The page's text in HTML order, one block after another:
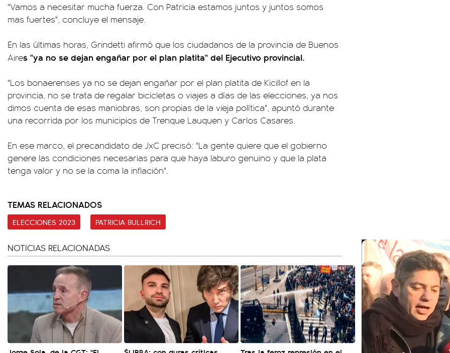
"Vamos a necesitar mucha fuerza. Con Patricia estamos juntos y juntos somos
mas fuertes", concluye el mensaje.
En las últimas horas, Grindetti afirmó que los ciudadanos de la provincia de Buenos
Aires "ya no se dejan engañar por el plan platita" del Ejecutivo provincial.
"Los bonaerenses ya no se dejan engañar por el plan platita de Kicillof en la
provincia, no se trata de regalar bicicletas o viajes a días de las elecciones, ya nos
dimos cuenta de esas maniobras, son propias de la vieja política", apuntó durante
una recorrida por los municipios de Trenque Lauquen y Carlos Casares.
En ese marco, el precandidato de JxC precisó: "La gente quiere que el gobierno
genere las condiciones necesarias para que haya laburo genuino y que la plata
tenga valor y no se la coma la inflación".
TEMAS RELACIONADOS
ELECCIONES 2023 PATRICIA BULLRICH
NOTICIAS RELACIONADAS